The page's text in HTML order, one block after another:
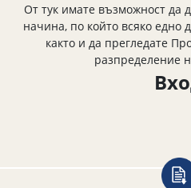
От тук имате възможност да
начина, по който всяко едно
както и да прегледате
разпределение